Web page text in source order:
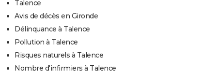
Talence
Avis de décès en Gironde
Délinquance à Talence
Pollution à Talence
Risques naturels à Talence
Nombre d'infirmiers à Talence